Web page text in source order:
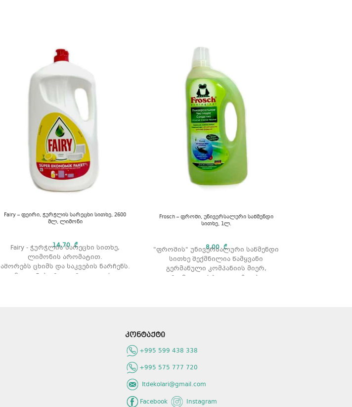
Fairy – ფეირი, ჭურჭლის სარეცხი სითხე, 2600
მლ, ლიმონი
14,70₾
Fairy - ჭურჭლის სარეცხი სითხე,
ლიმონის არომატით.
აშორებს ცხიმს და საკვების ნარჩენს.
გამოიყენება როგორც ცივი ასევე
Frosch – ფროში, უნივერსალური საწმენდი
სითხე, 1ლ.
8,00₾
"ფროშის" უნივერსალური საწმენდი
სითხე შექმნილია წამყვანი
გერმანული კომპანიის მიერ,
რომელიც სპეციალიზდება
შედგენილობაში შედის მცენარეული
გამოიყენება ყველა ტიპის
ზედაპირისთვის, იატაკისა და
ფილებისთვის. ეფექტურია ნებისმიერ
ხის ზედაპირებზე. ამოაქვს სოკო,
ბაქტერიებს. აქრობს უსიამოვნო
კონტაქტი
+995 599 438 338
+995 575 777 720
ltdekolari@gmail.com
Facebook
Instagram